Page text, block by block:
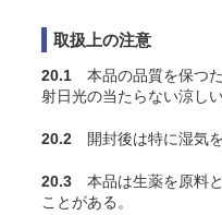
取扱上の注意
20.1 本品の品質を保つ
射日光の当たらない涼し
20.2 開封後は特に湿気
20.3 本品は生薬を原料
ことがある。